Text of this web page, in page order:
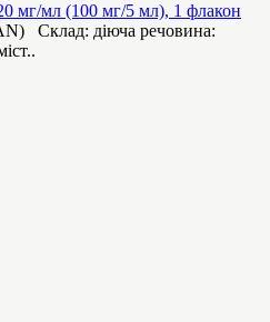
мг/мл (100 мг/5 мл), 1 флакон
Склад: діюча речовина: